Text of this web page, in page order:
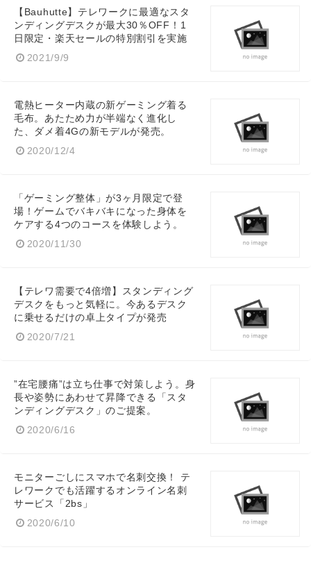
【Bauhutte】テレワークに最適なスタ
ンディングデスクが最大30％OFF！1
日限定・楽天セールの特別割引を実施
2021/9/9
電熱ヒーター内蔵の新ゲーミング着る
毛布。あたため力が半端なく進化し
た、ダメ着4Gの新モデルが発売。
2020/12/4
「ゲーミング整体」が3ヶ月限定で登
場！ゲームでバキバキになった身体を
ケアする4つのコースを体験しよう。
2020/11/30
【テレワ需要で4倍増】スタンディング
デスクをもっと気軽に。今あるデスク
に乗せるだけの卓上タイプが発売
2020/7/21
”在宅腰痛”は立ち仕事で対策しよう。身
長や姿勢にあわせて昇降できる「スタ
ンディングデスク」のご提案。
2020/6/16
モニターごしにスマホで名刺交換！ テ
レワークでも活躍するオンライン名刺
サービス「2bs」
2020/6/10